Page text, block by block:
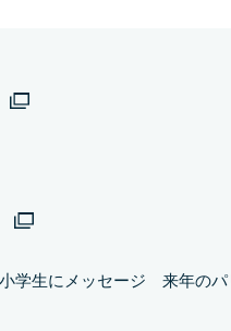
学生にメッセージ 来年の